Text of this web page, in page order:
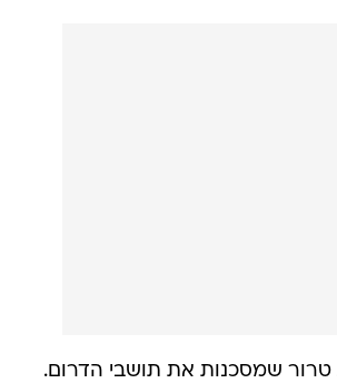
טרור שמסכנות את תושבי הדרום.